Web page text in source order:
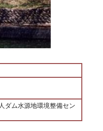
ダム水源地環境整備セン